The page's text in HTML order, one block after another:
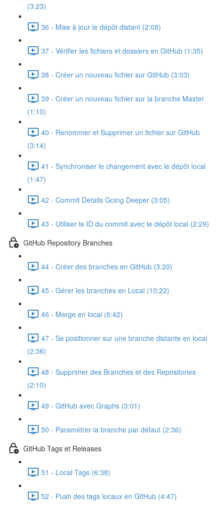
(3:23)
36 - Mise à jour le dépôt distant (2:08)
37 - Vérifier les fichiers et dossiers en GitHub (1:35)
38 - Créer un nouveau fichier sur GitHub (3:03)
39 - Créer un nouveau fichier sur la branche Master
(1:10)
40 - Renommer et Supprimer un fichier sur GitHub
(3:14)
41 - Synchroniser le changement avec le dépôt local
(1:47)
42 - Commit Details Going Deeper (3:05)
43 - Utiliser le ID du commit avec le dépôt local (2:29)
GitHub Repository Branches
44 - Créer des branches en GitHub (3:20)
45 - Gérer les branches en Local (10:22)
46 - Merge en local (6:42)
47 - Se positionner sur une branche distante en local
(2:36)
48 - Supprimer des Branches et des Repositories
(2:10)
49 - GitHub avec Graphs (3:01)
50 - Paramétrer la branche par défaut (2:36)
GitHub Tags et Releases
51 - Local Tags (6:38)
52 - Push des tags locaux en GitHub (4:47)